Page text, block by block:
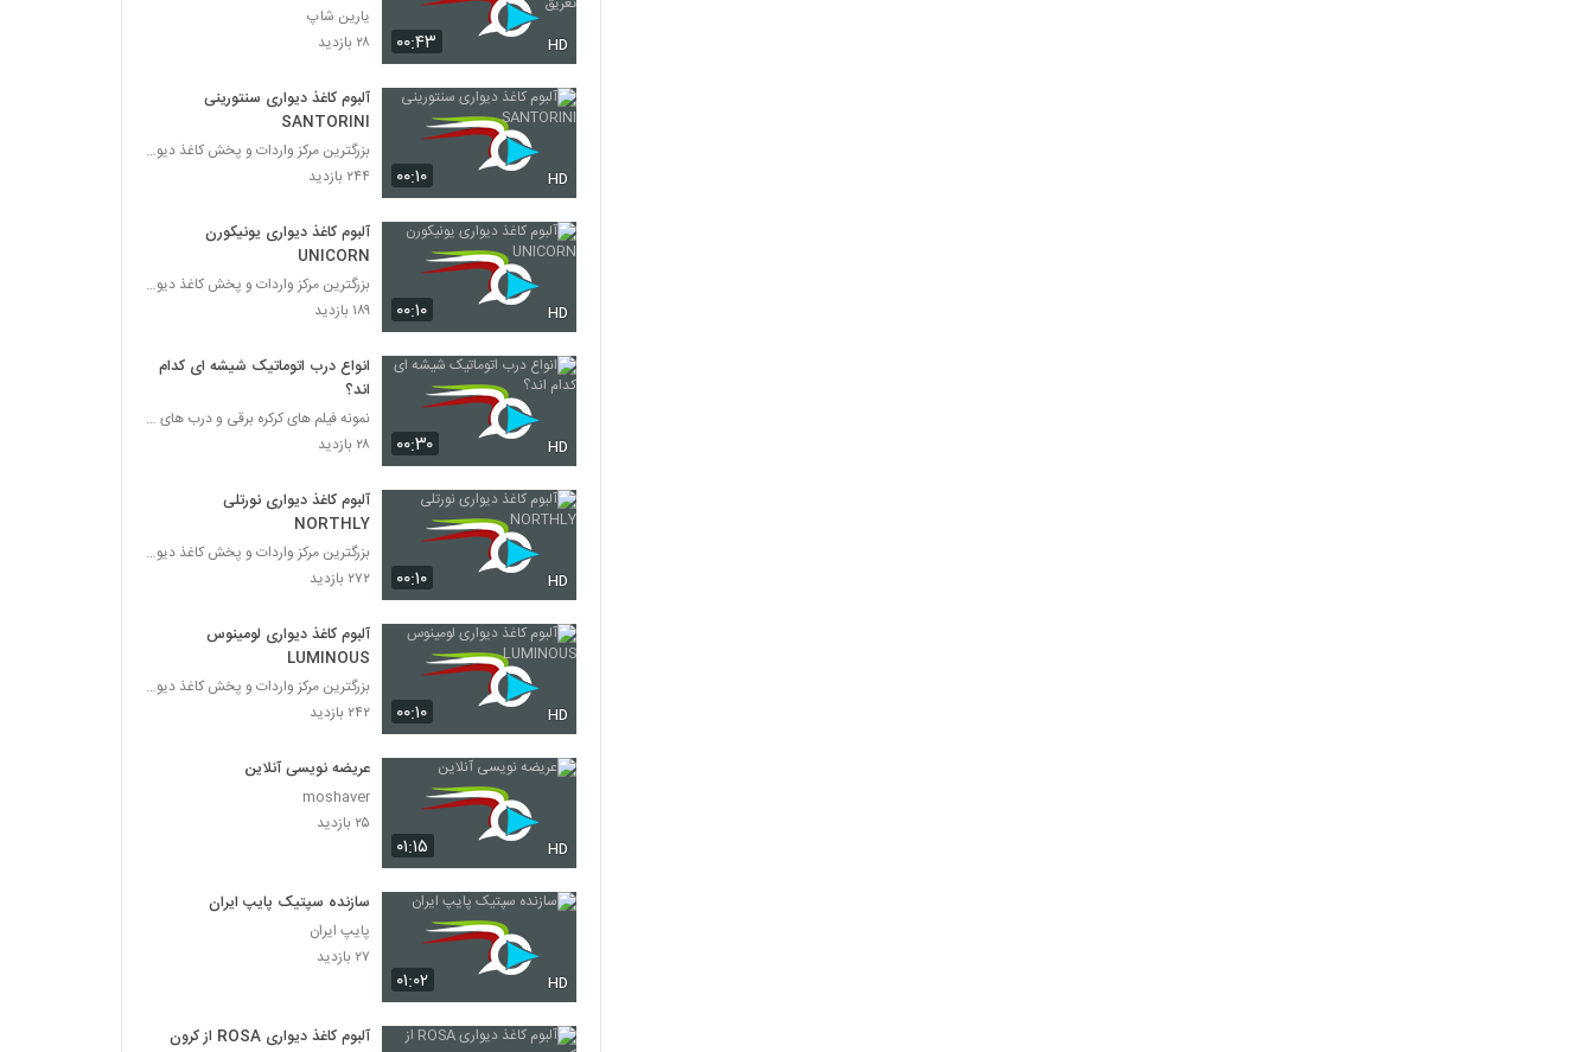
۰۰:۴۳ HD
یارین شاپ
۲۸ بازدید
۰۰:۱۰ HD
آلبوم کاغذ دیواری سنتورینی
SANTORINI
بزرگترین مرکز واردات و پخش کاغذ دیواری
۲۴۴ بازدید
۰۰:۱۰ HD
آلبوم کاغذ دیواری یونیکورن
UNICORN
بزرگترین مرکز واردات و پخش کاغذ دیواری
۱۸۹ بازدید
۰۰:۳۰ HD
انواع درب اتوماتیک شیشه ای کدام
اند؟
نمونه فیلم های کرکره برقی و درب های اتوماتیک
۲۸ بازدید
۰۰:۱۰ HD
آلبوم کاغذ دیواری نورتلی
NORTHLY
بزرگترین مرکز واردات و پخش کاغذ دیواری
۲۷۲ بازدید
۰۰:۱۰ HD
آلبوم کاغذ دیواری لومینوس
LUMINOUS
بزرگترین مرکز واردات و پخش کاغذ دیواری
۲۴۲ بازدید
۰۱:۱۵ HD
عریضه نویسی آنلاین
moshaver
۲۵ بازدید
۰۱:۰۲ HD
سازنده سپتیک پایپ ایران
پایپ ایران
۲۷ بازدید
آلبوم کاغذ دیواری ROSA از کرون